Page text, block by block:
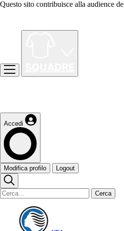
Questo sito contribuisce alla audience de
Accedi
Modifica profilo Logout
Cerca